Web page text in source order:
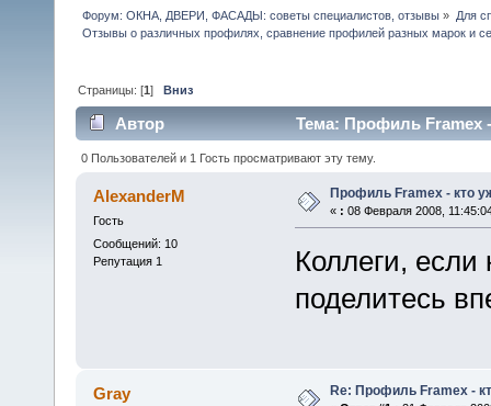
Форум: ОКНА, ДВЕРИ, ФАСАДЫ: советы специалистов, отзывы » Для
Отзывы о различных профилях, сравнение профилей разных марок и
Страницы: [1]Вниз
Автор Тема: Профиль Framex
0 Пользователей и 1 Гость просматривают эту тему.
AlexanderM
Гость
Сообщений: 10
Репутация 1
Профиль Framex - кто
« : 08 Февраля 2008,
Коллеги,
поделитесь
Gray Re: Профиль Framex -